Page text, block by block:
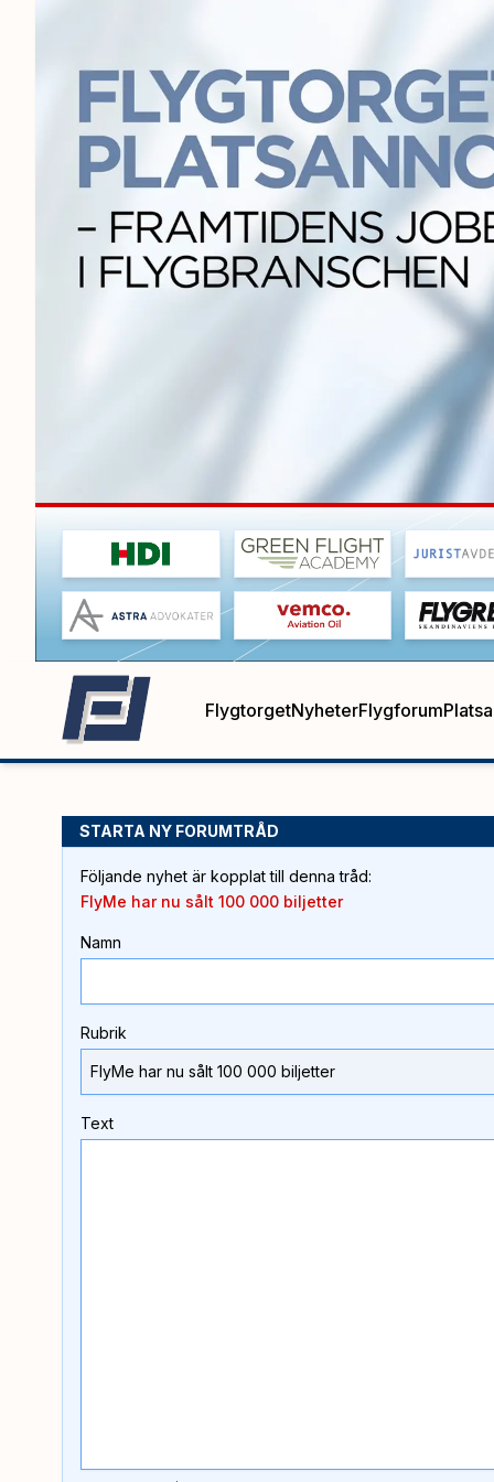
FlygtorgetNyheterFlygforum
STARTA NY FORUMTRÅD
Följande nyhet är kopplat till denna tråd:
FlyMe har nu sålt 100 000 biljetter
Namn
Rubrik
Text